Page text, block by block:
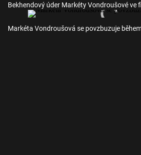
Bekhendový úder Markéty Vondroušové ve
Markéta Vondroušová se povzbuzuje